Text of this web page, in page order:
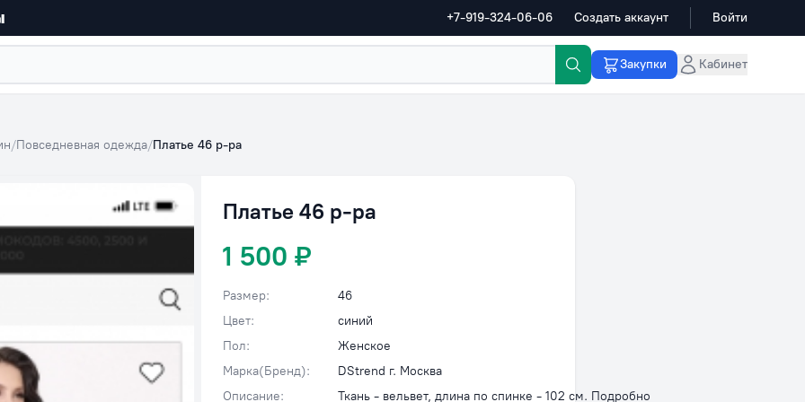
+7-919-324-06-06 Создать аккаунт Войти
Закупки Кабинет
/Повседневная одежда/Платье 46 р-ра
Платье 46 р-ра
1 500 ₽
Размер:
46
Цвет:
синий
Пол:
Женское
Марка(Бренд):
DStrend г. Москва
Описание:
Ткань - вельвет, длина по спинке - 102 см. Подробно